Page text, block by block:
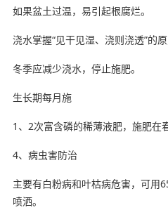
如果盆土过温，易引起根腐烂。
浇水掌握“见干见湿、浇则浇透”的原
冬季应减少浇水，停止施肥。
生长期每月施
1、2次富含磷的稀薄液肥，施肥在
4、病虫害防治
主要有白粉病和叶枯病危害，可用
喷洒。